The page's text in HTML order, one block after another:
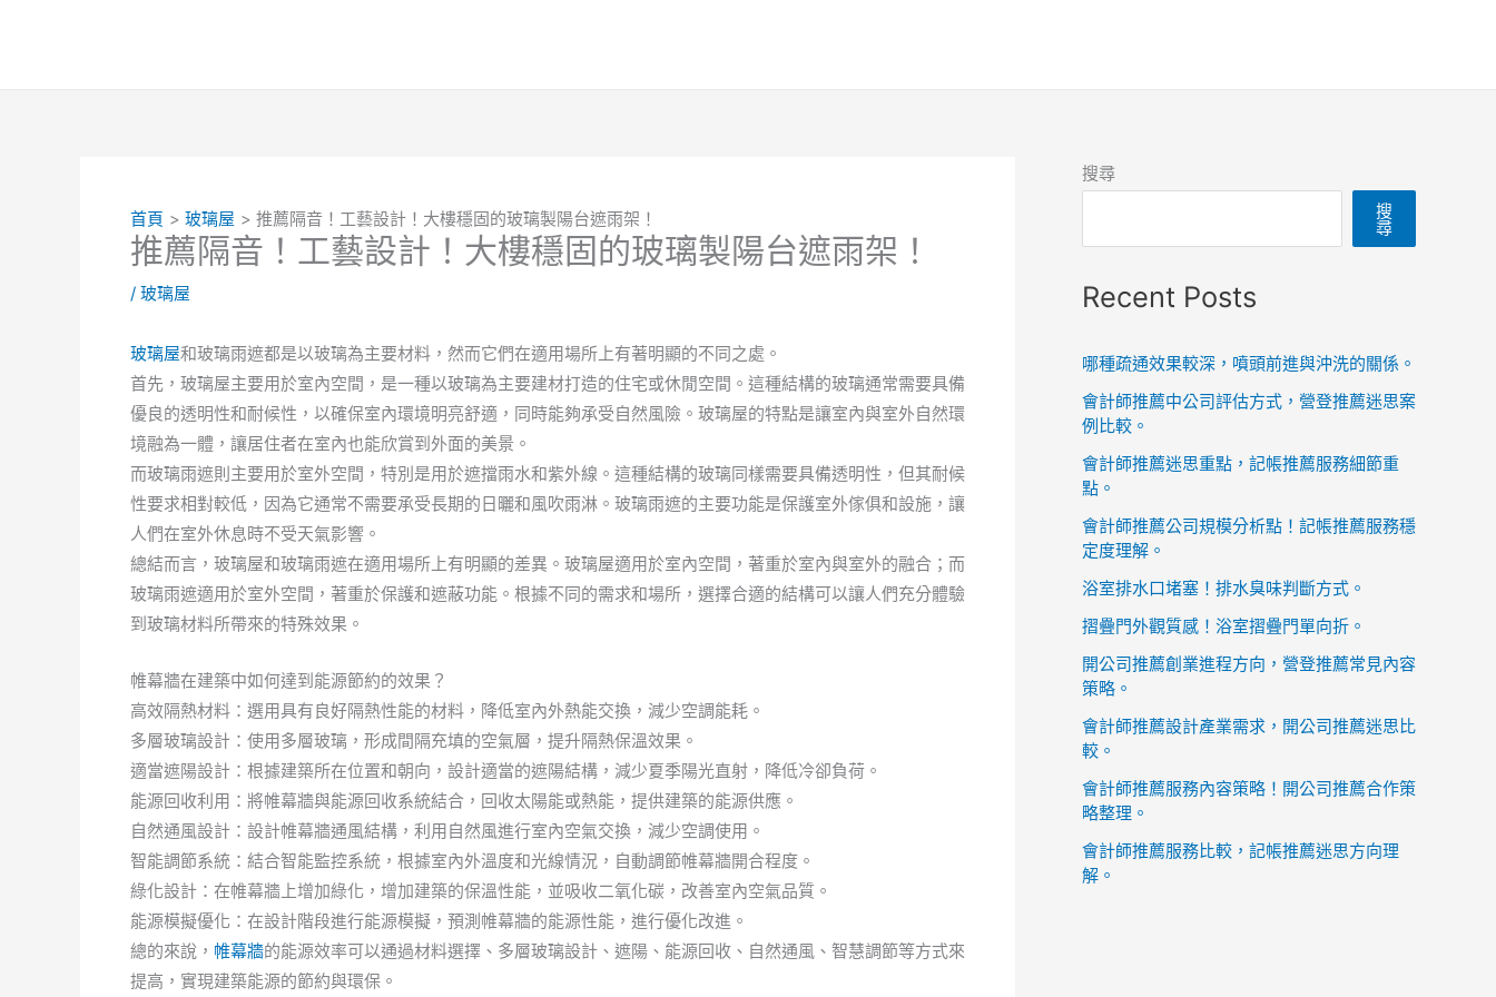
首頁 玻璃屋 推薦隔音！工藝設計！大樓穩固的玻璃製陽台遮雨架！
推薦隔音！工藝設計！大樓穩固的玻璃製陽台遮雨架！
/ 玻璃屋
玻璃屋和玻璃雨遮都是以玻璃為主要材料，然而它們在適用場所上有著明顯的不同之處。
首先，玻璃屋主要用於室內空間，是一種以玻璃為主要建材打造的住宅或休閒空間。這種結構的玻璃通常需要具備
優良的透明性和耐候性，以確保室內環境明亮舒適，同時能夠承受自然風險。玻璃屋的特點是讓室內與室外自然環
境融為一體，讓居住者在室內也能欣賞到外面的美景。
而玻璃雨遮則主要用於室外空間，特別是用於遮擋雨水和紫外線。這種結構的玻璃同樣需要具備透明性，但其耐候
性要求相對較低，因為它通常不需要承受長期的日曬和風吹雨淋。玻璃雨遮的主要功能是保護室外傢俱和設施，讓
人們在室外休息時不受天氣影響。
總結而言，玻璃屋和玻璃雨遮在適用場所上有明顯的差異。玻璃屋適用於室內空間，著重於室內與室外的融合；而
玻璃雨遮適用於室外空間，著重於保護和遮蔽功能。根據不同的需求和場所，選擇合適的結構可以讓人們充分體驗
到玻璃材料所帶來的特殊效果。
帷幕牆在建築中如何達到能源節約的效果？
高效隔熱材料：選用具有良好隔熱性能的材料，降低室內外熱能交換，減少空調能耗。
多層玻璃設計：使用多層玻璃，形成間隔充填的空氣層，提升隔熱保溫效果。
適當遮陽設計：根據建築所在位置和朝向，設計適當的遮陽結構，減少夏季陽光直射，降低冷卻負荷。
能源回收利用：將帷幕牆與能源回收系統結合，回收太陽能或熱能，提供建築的能源供應。
自然通風設計：設計帷幕牆通風結構，利用自然風進行室內空氣交換，減少空調使用。
智能調節系統：結合智能監控系統，根據室內外溫度和光線情況，自動調節帷幕牆開合程度。
綠化設計：在帷幕牆上增加綠化，增加建築的保溫性能，並吸收二氧化碳，改善室內空氣品質。
能源模擬優化：在設計階段進行能源模擬，預測帷幕牆的能源性能，進行優化改進。
總的來說， 帷幕牆的能源效率可以通過材料選擇、多層玻璃設計、遮陽、能源回收、自然通風、智慧調節等方式來
提高，實現建築能源的節約與環保。
搜尋
搜
尋
Recent Posts
哪種疏通效果較深，噴頭前進與沖洗的關係。
會計師推薦中公司評估方式，營登推薦迷思案
例比較。
會計師推薦迷思重點，記帳推薦服務細節重
點。
會計師推薦公司規模分析點！記帳推薦服務穩
定度理解。
浴室排水口堵塞！排水臭味判斷方式。
摺疊門外觀質感！浴室摺疊門單向折。
開公司推薦創業進程方向，營登推薦常見內容
策略。
會計師推薦設計產業需求，開公司推薦迷思比
較。
會計師推薦服務內容策略！開公司推薦合作策
略整理。
會計師推薦服務比較，記帳推薦迷思方向理
解。